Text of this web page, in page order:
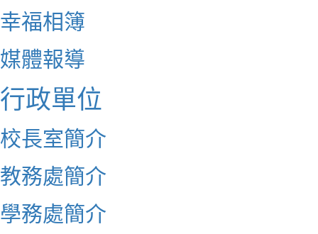
幸福相簿
媒體報導
行政單位
校長室簡介
教務處簡介
學務處簡介